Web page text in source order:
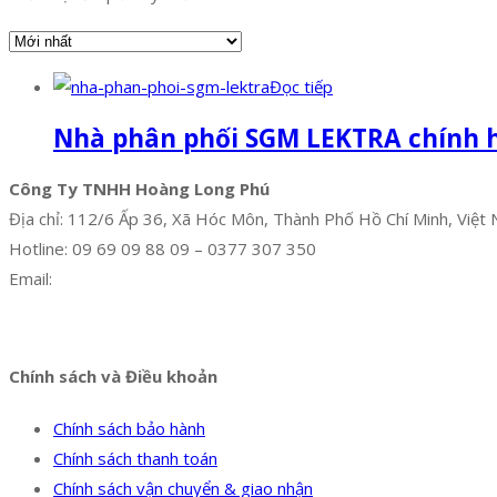
Đọc tiếp
Nhà phân phối SGM LEKTRA chính
Công Ty TNHH Hoàng Long Phú
Địa chỉ: 112/6 Ấp 36, Xã Hóc Môn, Thành Phố Hồ Chí Minh, Việt
Hotline: 09 69 09 88 09 – 0377 307 350
Email:
Chính sách và Điều khoản
Chính sách bảo hành
Chính sách thanh toán
Chính sách vận chuyển & giao nhận